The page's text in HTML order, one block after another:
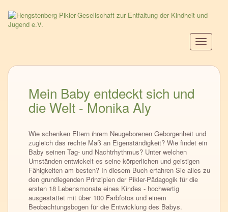
Direkt
zum
Mein Baby entdeckt sich und
die Welt - Monika Aly
Wie schenken Eltern ihrem Neugeborenen Geborgenheit und
zugleich das rechte Maß an Eigenständigkeit? Wie findet ein
Baby seinen Tag- und Nachtrhythmus? Unter welchen
Umständen entwickelt es seine körperlichen und geistigen
Fähigkeiten am besten? In diesem Buch erfahren Sie alles zu
den grundlegenden Prinzipien der Pikler-Pädagogik für die
ersten 18 Lebensmonate eines Kindes - hochwertig
ausgestattet mit über 100 Farbfotos und einem
Beobachtungsbogen für die Entwicklung des Babys.